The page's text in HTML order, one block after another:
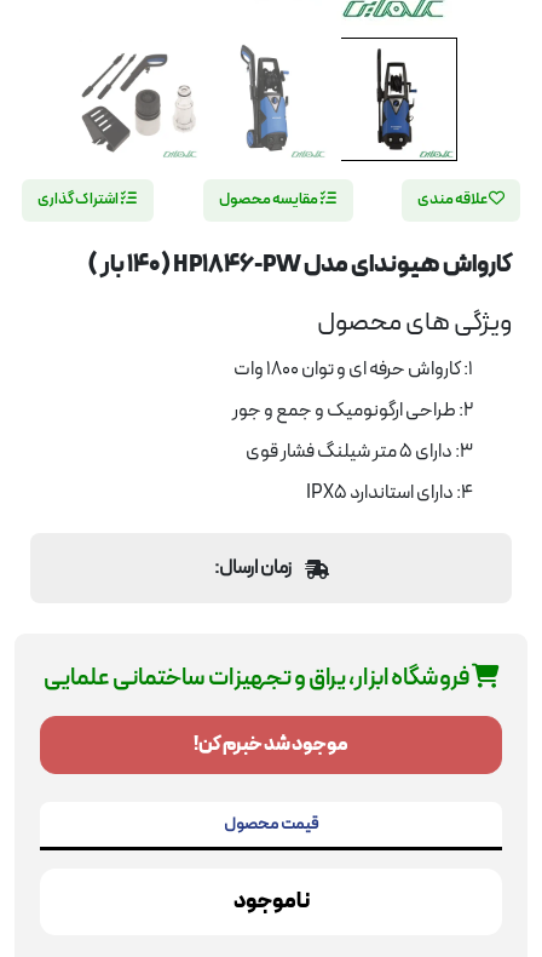
علاقه مندی مقایسه محصول اشتراک گذاری
کارواش هیوندای مدل HP1846-PW (140 بار )
ویژگی های محصول
1: کارواش حرفه ای و توان 1800 وات
2: طراحی ارگونومیک و جمع و جور
3: دارای 5 متر شیلنگ فشار قوی
4: دارای استاندارد IPX5
زمان ارسال:
فروشگاه ابزار، یراق و تجهیزات ساختمانی علمایی
موجود شد خبرم کن!
قیمت محصول
ناموجود